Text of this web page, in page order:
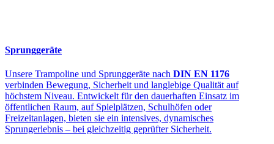
Sprunggeräte
Unsere Trampoline und Sprunggeräte nach DIN EN 1176
verbinden Bewegung, Sicherheit und langlebige Qualität auf
höchstem Niveau. Entwickelt für den dauerhaften Einsatz im
öffentlichen Raum, auf Spielplätzen, Schulhöfen oder
Freizeitanlagen, bieten sie ein intensives, dynamisches
Sprungerlebnis – bei gleichzeitig geprüfter Sicherheit.